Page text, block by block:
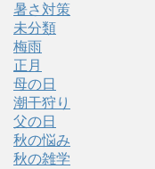
暑さ対策
未分類
梅雨
正月
母の日
潮干狩り
父の日
秋の悩み
秋の雑学